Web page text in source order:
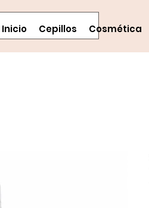
Inicio Cepillos Cosmética